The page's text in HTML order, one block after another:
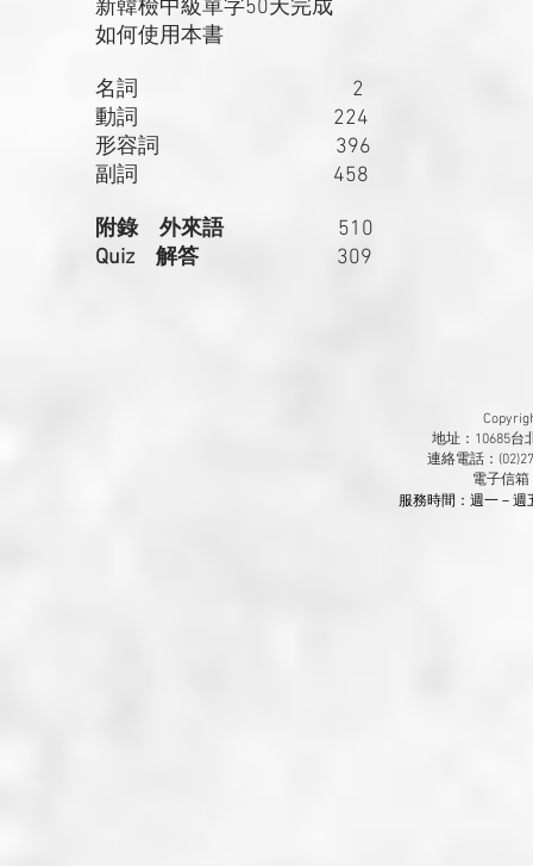
新韓檢中級單字50天完成
如何使用本書
名詞 2
動詞 224
形容詞 396
副詞 458
附錄 外來語
510
Quiz 解答 309
地址：10685台
連絡電話：
電子信箱
服務時間：週一－